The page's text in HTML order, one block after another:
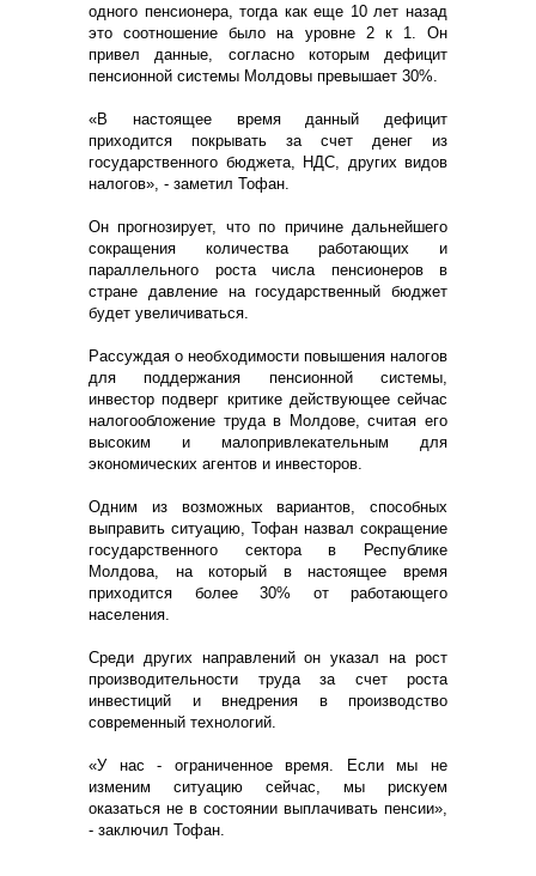
одного пенсионера, тогда как еще 10 лет назад
это соотношение было на уровне 2 к 1. Он
привел данные, согласно которым дефицит
пенсионной системы Молдовы превышает 30%.
«В настоящее время данный дефицит
приходится покрывать за счет денег из
государственного бюджета, НДС, других видов
налогов», - заметил Тофан.
Он прогнозирует, что по причине дальнейшего
сокращения количества работающих и
параллельного роста числа пенсионеров в
стране давление на государственный бюджет
будет увеличиваться.
Рассуждая о необходимости повышения налогов
для поддержания пенсионной системы,
инвестор подверг критике действующее сейчас
налогообложение труда в Молдове, считая его
высоким и малопривлекательным для
экономических агентов и инвесторов.
Одним из возможных вариантов, способных
выправить ситуацию, Тофан назвал сокращение
государственного сектора в Республике
Молдова, на который в настоящее время
приходится более 30% от работающего
населения.
Среди других направлений он указал на рост
производительности труда за счет роста
инвестиций и внедрения в производство
современный технологий.
«У нас - ограниченное время. Если мы не
изменим ситуацию сейчас, мы рискуем
оказаться не в состоянии выплачивать пенсии»,
- заключил Тофан.